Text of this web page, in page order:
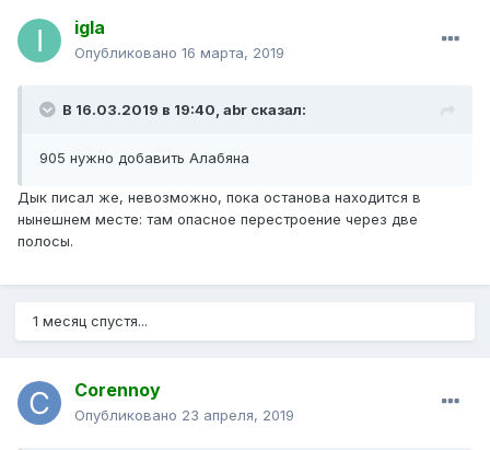
igla
Опубликовано 16 марта, 2019
В 16.03.2019 в 19:40, abr сказал:
905 нужно добавить Алабяна
Дык писал же, невозможно, пока останова находится в
нынешнем месте: там опасное перестроение через две
полосы.
1 месяц спустя...
Corennoy
Опубликовано 23 апреля, 2019